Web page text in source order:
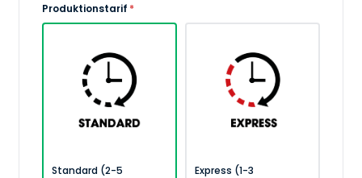
Produktionstarif *
Standard (2-5
Express (1-3